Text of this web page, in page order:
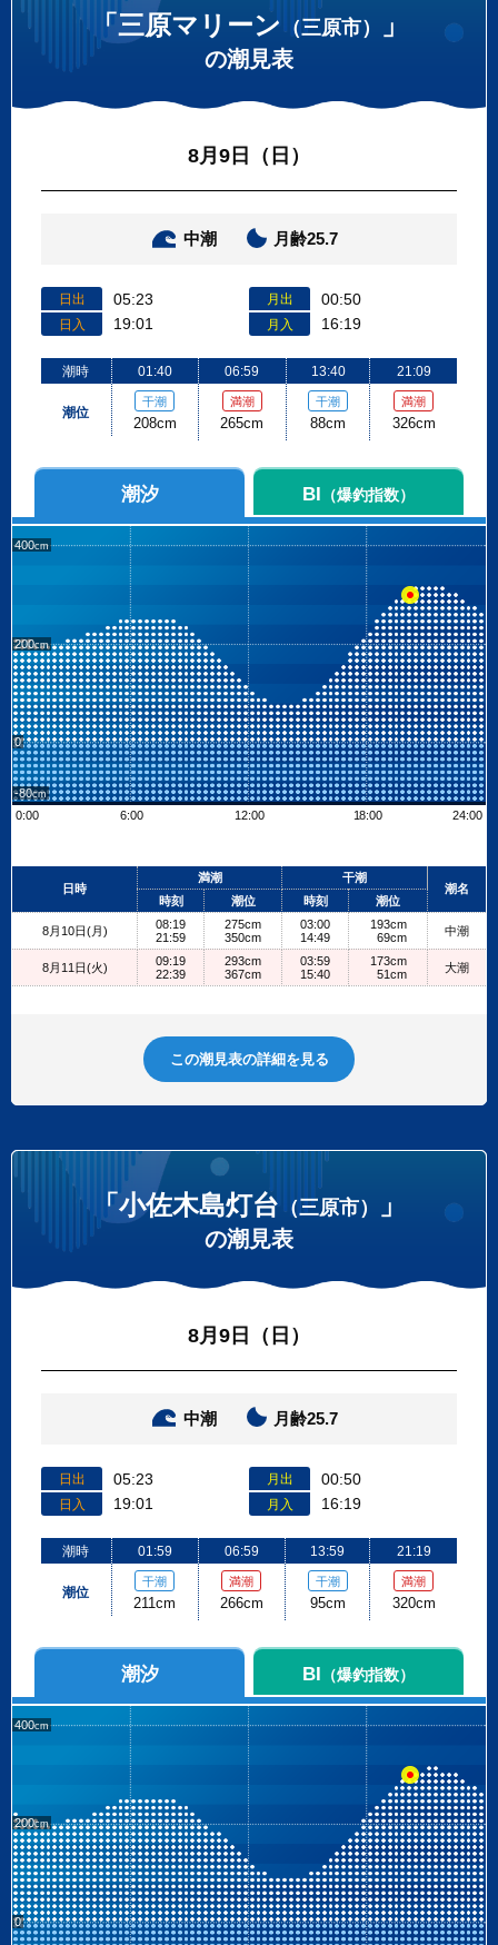
「三原マリーン （三原市） 」
の潮見表
8月9日（日）
中潮 月齢25.7
日出 05:23
日入 19:01
月出 00:50
月入 16:19
潮時
潮位
01:40
干潮
208cm
06:59
満潮
265cm
13:40
干潮
88cm
21:09
満潮
326cm
潮汐 BI （爆釣指数）
400
200
0
-80
0:00
6:00 12:00 18:00 24:00
+
日時
満潮
干潮
潮名
時刻
潮位 時刻 潮位
8月10日(月)
08:19
21:59
275cm
350cm
03:00
14:49
193cm
69cm
中潮
8月11日(火)
09:19
22:39
293cm
367cm
03:59
15:40
173cm
51cm
大潮
この潮見表の詳細を見る
「小佐木島灯台 （三原市） 」
の潮見表
8月9日（日）
中潮 月齢25.7
日出 05:23
日入 19:01
月出 00:50
月入 16:19
潮時
潮位
01:59
干潮
211cm
06:59
満潮
266cm
13:59
干潮
95cm
21:19
満潮
320cm
潮汐 BI （爆釣指数）
400
200
0